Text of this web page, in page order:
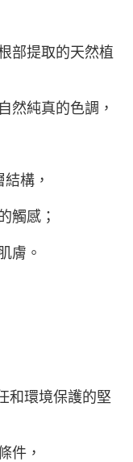
部提取的天然植
然純真的色調，
構，
觸感；
膚。
和環境保護的堅
件，